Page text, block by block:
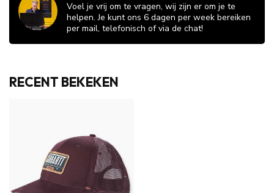
Voel je vrij om te vragen, wij zijn er om je te
helpen. Je kunt ons 6 dagen per week bereiken
per mail, telefonisch of via de chat!
RECENT BEKEKEN